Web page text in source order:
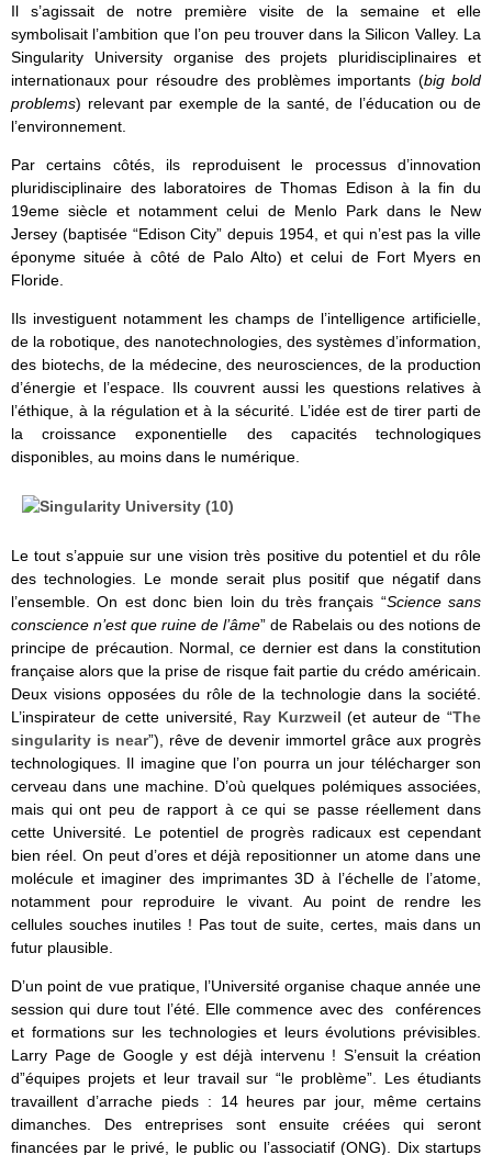
Il s’agissait de notre première visite de la semaine et elle
symbolisait l’ambition que l’on peu trouver dans la Silicon Valley. La
Singularity University organise des projets pluridisciplinaires et
internationaux pour résoudre des problèmes importants (big bold
problems) relevant par exemple de la santé, de l’éducation ou de
l’environnement.
Par certains côtés, ils reproduisent le processus d’innovation
pluridisciplinaire des laboratoires de Thomas Edison à la fin du
19eme siècle et notamment celui de Menlo Park dans le New
Jersey (baptisée “Edison City” depuis 1954, et qui n’est pas la ville
éponyme située à côté de Palo Alto) et celui de Fort Myers en
Floride.
Ils investiguent notamment les champs de l’intelligence artificielle,
de la robotique, des nanotechnologies, des systèmes d’information,
des biotechs, de la médecine, des neurosciences, de la production
d’énergie et l’espace. Ils couvrent aussi les questions relatives à
l’éthique, à la régulation et à la sécurité. L’idée est de tirer parti de
la croissance exponentielle des capacités technologiques
disponibles, au moins dans le numérique.
Le tout s’appuie sur une vision très positive du potentiel et du rôle
des technologies. Le monde serait plus positif que négatif dans
l’ensemble. On est donc bien loin du très français “Science sans
conscience n’est que ruine de l’âme” de Rabelais ou des notions de
principe de précaution. Normal, ce dernier est dans la constitution
française alors que la prise de risque fait partie du crédo américain.
Deux visions opposées du rôle de la technologie dans la société.
L’inspirateur de cette université, Ray Kurzweil (et auteur de “The
singularity is near”), rêve de devenir immortel grâce aux progrès
technologiques. Il imagine que l’on pourra un jour télécharger son
cerveau dans une machine. D’où quelques polémiques associées,
mais qui ont peu de rapport à ce qui se passe réellement dans
cette Université. Le potentiel de progrès radicaux est cependant
bien réel. On peut d’ores et déjà repositionner un atome dans une
molécule et imaginer des imprimantes 3D à l’échelle de l’atome,
notamment pour reproduire le vivant. Au point de rendre les
cellules souches inutiles ! Pas tout de suite, certes, mais dans un
futur plausible.
D’un point de vue pratique, l’Université organise chaque année une
session qui dure tout l’été. Elle commence avec des conférences
et formations sur les technologies et leurs évolutions prévisibles.
Larry Page de Google y est déjà intervenu ! S’ensuit la création
d”équipes projets et leur travail sur “le problème”. Les étudiants
travaillent d’arrache pieds : 14 heures par jour, même certains
dimanches. Des entreprises sont ensuite créées qui seront
financées par le privé, le public ou l’associatif (ONG). Dix startups